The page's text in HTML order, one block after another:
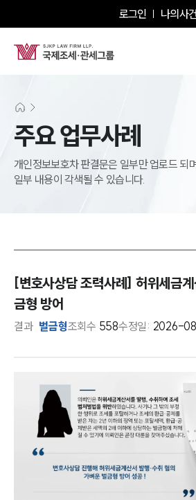
로그인 나의사
주요 업무사례
개인정보보호차 판결문은 일부만 업로드 되
일부 내용이 각색될 수 있습니다.
[변호사상담 조력사례] 허위세금
금형 방어
결과 벌금형조회수 558수정일: 2026-